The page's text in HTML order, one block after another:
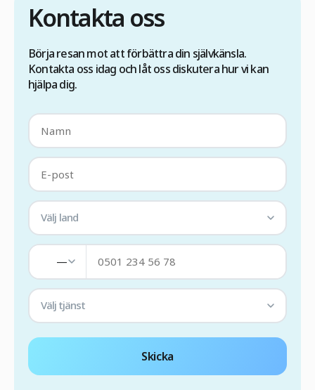
Kontakta oss
Börja resan mot att förbättra din självkänsla.
Kontakta oss idag och låt oss diskutera hur vi kan
hjälpa dig.
Välj land
—
Välj tjänst
Skicka